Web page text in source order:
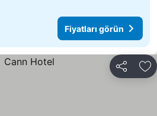
Fiyatları görün
Paylaş